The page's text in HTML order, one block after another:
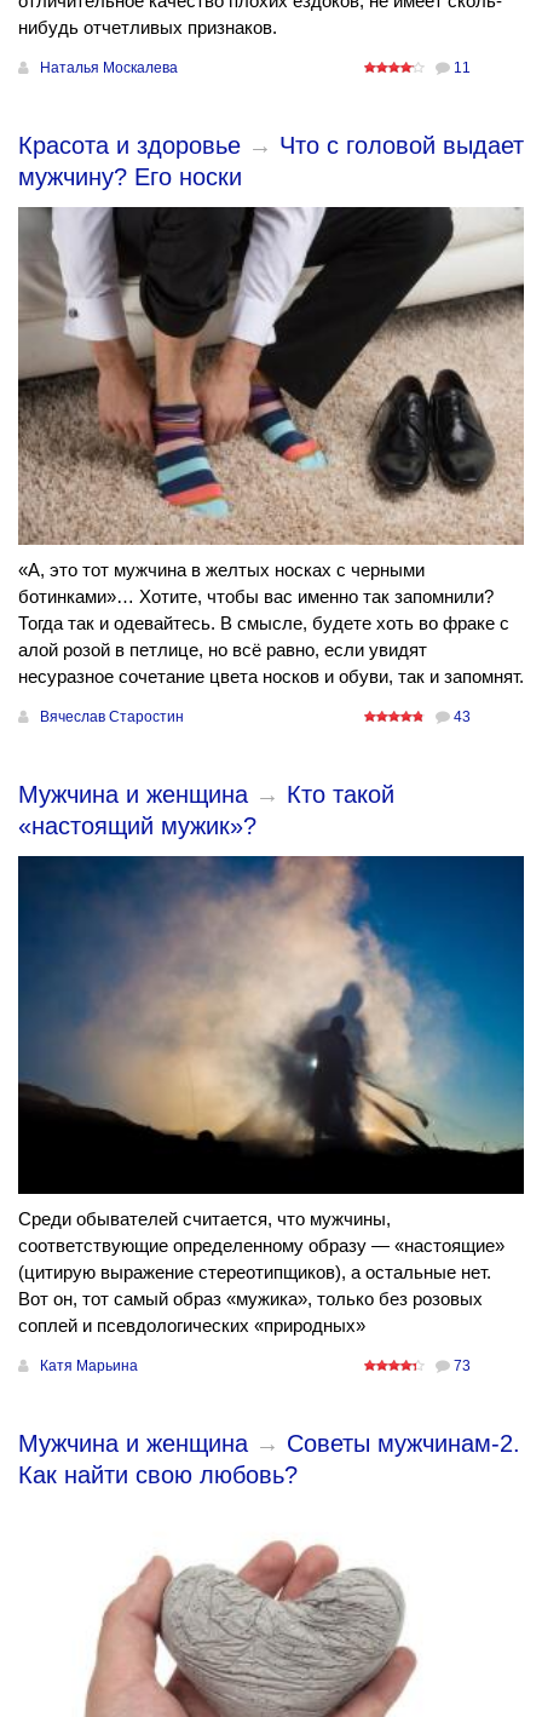
нибудь отчетливых признаков.
Наталья Москалева 11
Красота и здоровье → Что с головой выдает
мужчину? Его носки
«А, это тот мужчина в желтых носках с черными
ботинками»… Хотите, чтобы вас именно так запомнили?
Тогда так и одевайтесь. В смысле, будете хоть во фраке с
алой розой в петлице, но всё равно, если увидят
несуразное сочетание цвета носков и обуви, так и запомнят.
Вячеслав Старостин 43
Мужчина и женщина → Кто такой
«настоящий мужик»?
Среди обывателей считается, что мужчины,
соответствующие определенному образу — «настоящие»
(цитирую выражение стереотипщиков), а остальные нет.
Вот он, тот самый образ «мужика», только без розовых
соплей и псевдологических «природных»
Катя Марьина 73
Мужчина и женщина → Советы мужчинам-2.
Как найти свою любовь?